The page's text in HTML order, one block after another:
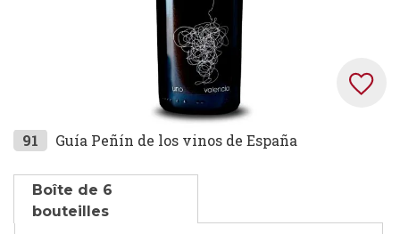
Skip
the
beginning
of
91 Guía Peñín de los vinos de España
Boîte de 6
bouteilles